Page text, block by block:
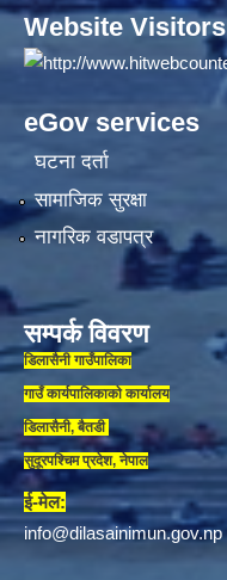
Website Visitors
eGov services
घटना दर्ता
सामाजिक सुरक्षा
नागरिक वडापत्र
सम्पर्क विवरण
डिलासैनी गाउँपालिका
गाउँ कार्यपालिकाकाे कार्यालय
डिलासैनी, बैतडी
सुदूरपश्चिम प्रदेश, नेपाल
ई-मेल:
info@dilasainimun.gov.np